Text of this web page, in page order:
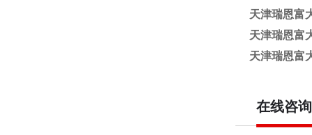
天津瑞恩富
天津瑞恩富
天津瑞恩富
在线咨询